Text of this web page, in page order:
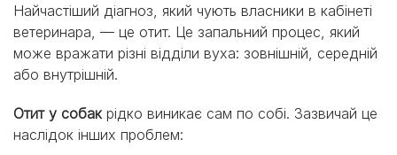
Найчастіший діагноз, який чують власники в кабінеті
ветеринара, — це отит. Це запальний процес, який
може вражати різні відділи вуха: зовнішній, середній
або внутрішній.
Отит у собакрідко виникає сам по собі. Зазвичай це
наслідок інших проблем: